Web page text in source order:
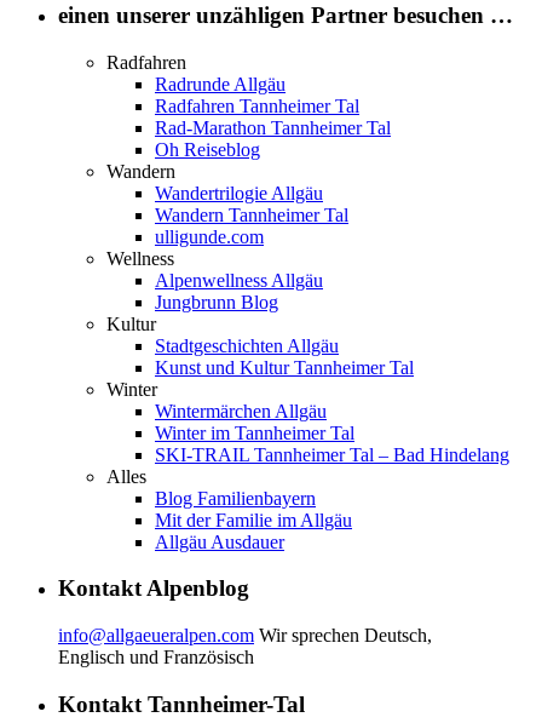
einen unserer unzähligen Partner besuchen …
Radfahren
Radrunde Allgäu
Radfahren Tannheimer Tal
Rad-Marathon Tannheimer Tal
Oh Reiseblog
Wandern
Wandertrilogie Allgäu
Wandern Tannheimer Tal
ulligunde.com
Wellness
Alpenwellness Allgäu
Jungbrunn Blog
Kultur
Stadtgeschichten Allgäu
Kunst und Kultur Tannheimer Tal
Winter
Wintermärchen Allgäu
Winter im Tannheimer Tal
SKI-TRAIL Tannheimer Tal – Bad Hindelang
Alles
Blog Familienbayern
Mit der Familie im Allgäu
Allgäu Ausdauer
Kontakt Alpenblog
info@allgaeueralpen.com Wir sprechen Deutsch,
Englisch und Französisch
Kontakt Tannheimer-Tal